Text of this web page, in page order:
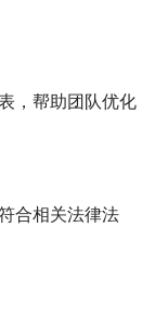
，帮助团队优化
合相关法律法